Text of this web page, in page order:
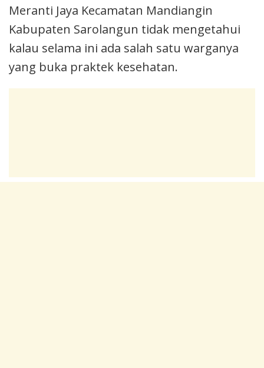
Meranti Jaya Kecamatan Mandiangin
Kabupaten Sarolangun tidak mengetahui
kalau selama ini ada salah satu warganya
yang buka praktek kesehatan.